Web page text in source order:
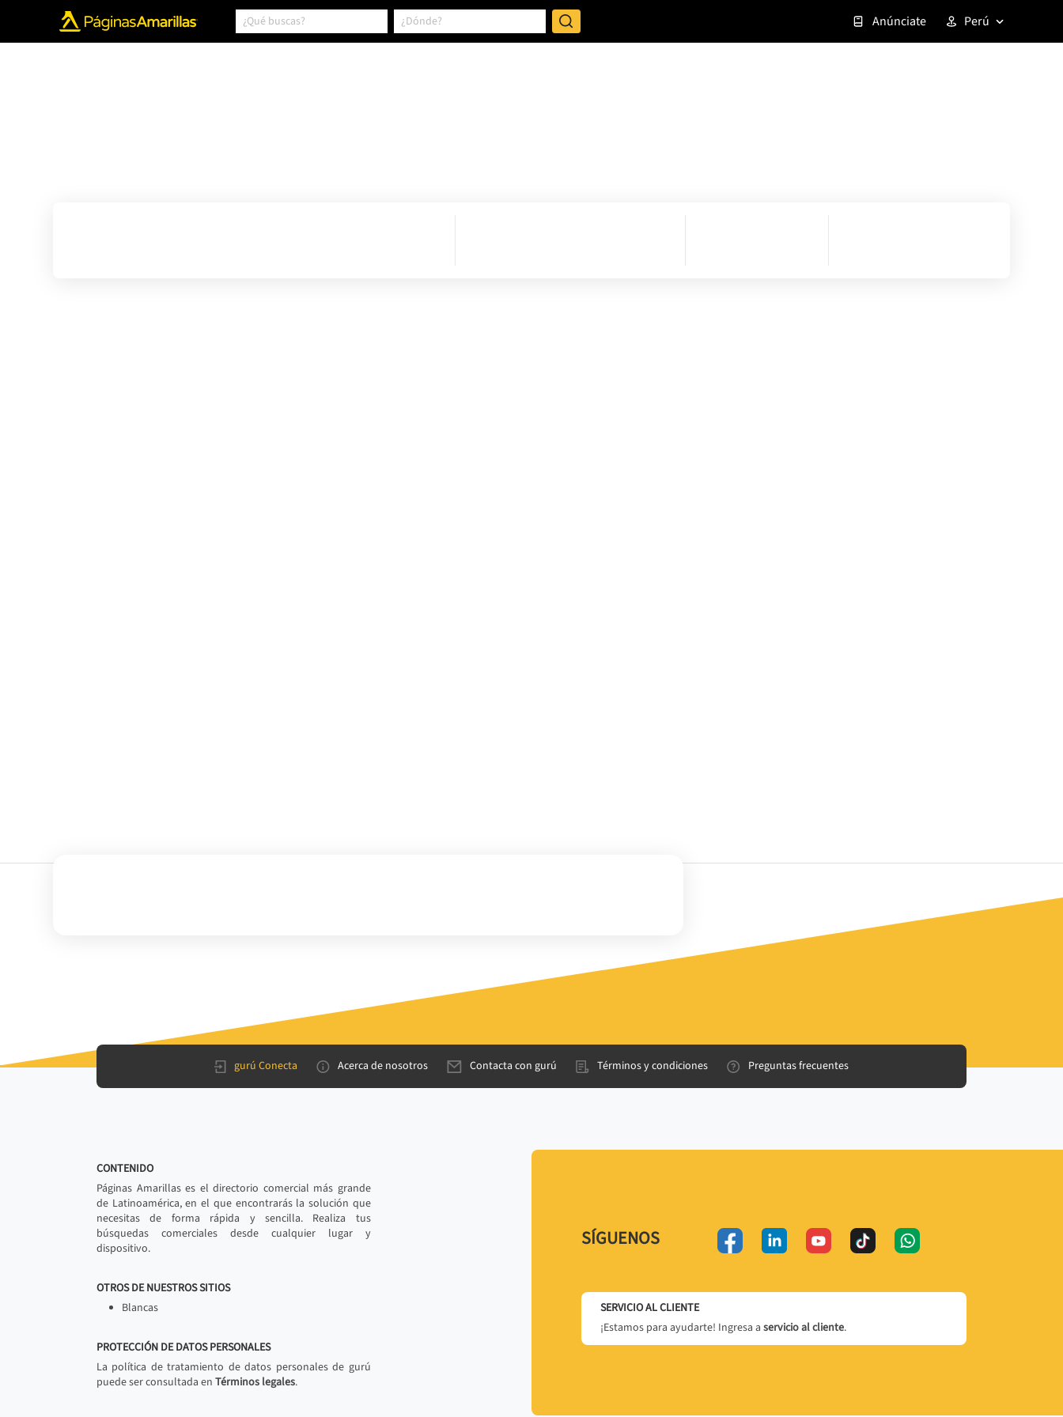
Anúnciate Perú
gurú Conecta Acerca de nosotros Contacta con gurú Términos y condiciones Preguntas frecuentes
CONTENIDO
Páginas Amarillas es el directorio comercial más grande
de Latinoamérica, en el que encontrarás la solución que
necesitas de forma rápida y sencilla. Realiza tus
búsquedas comerciales desde cualquier lugar y
dispositivo.
OTROS DE NUESTROS SITIOS
Blancas
PROTECCIÓN DE DATOS PERSONALES
La política de tratamiento de datos personales de gurú
puede ser consultada en Términos legales.
SÍGUENOS
SERVICIO AL CLIENTE
¡Estamos para ayudarte! Ingresa a servicio al cliente.